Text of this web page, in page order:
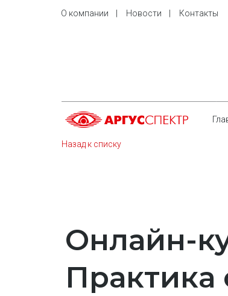
О компании Новости Контакты
Назад к списку
Онлайн-